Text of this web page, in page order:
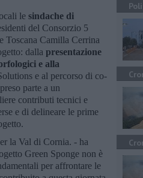
le sindache di
del Consorzio 5
Toscana Camilla Cerrina
dalla presentazione
e alla
e al percorso di co-
parte a un
contributi tecnici e
e di delineare le prime
la Val di Cornia. - ha
Green Sponge non è
per affrontare le